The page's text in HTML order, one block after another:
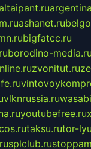
ashanet.ru
bigfatcc.ru
borodino-media.ru
zvonitut.ru
vlknrussia.ru
youtubefree.ru
taksu.rutor-
splclub.ru